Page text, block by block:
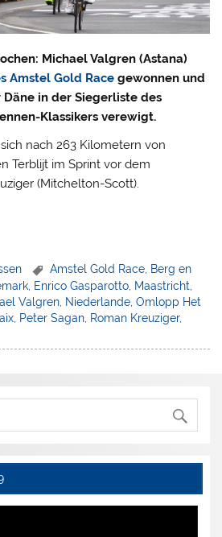
Michael Valgren (Astana)
Amstel Gold Race gewonnen und
in der Siegerliste des
Klassikers verewigt.
nach 263 Kilometern von
Terblijt im Sprint vor dem
(Mitchelton-Scott).
Amstel Gold Race Berg en
, Enrico Gasparotto, Maastricht,
Valgren, Niederlande,Omlopp Het
, Peter Sagan, Roman Kreuziger,